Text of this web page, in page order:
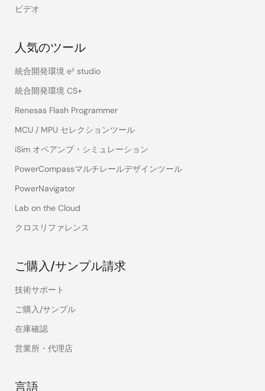
ビデオ
人気のツール
統合開発環境 e² studio
統合開発環境 CS+
Renesas Flash Programmer
MCU / MPU セレクションツール
iSim オペアンプ・シミュレーション
PowerCompassマルチレールデザインツール
PowerNavigator
Lab on the Cloud
クロスリファレンス
ご購入/サンプル請求
技術サポート
ご購入/サンプル
在庫確認
営業所・代理店
言語